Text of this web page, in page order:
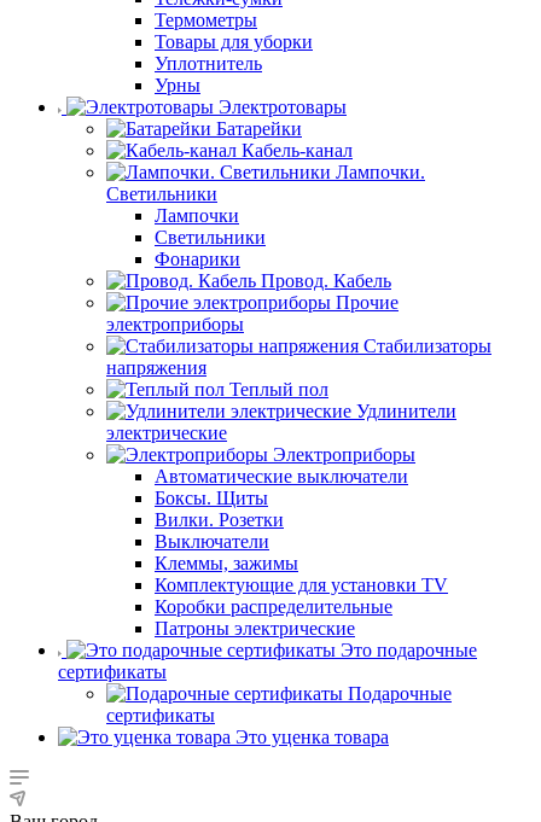
Термометры
Товары для уборки
Уплотнитель
Урны
Электротовары
Батарейки
Кабель-канал
Лампочки.
Светильники
Лампочки
Светильники
Фонарики
Провод. Кабель
Прочие
электроприборы
Стабилизаторы
напряжения
Теплый пол
Удлинители
электрические
Электроприборы
Автоматические выключатели
Боксы. Щиты
Вилки. Розетки
Выключатели
Клеммы, зажимы
Комплектующие для установки TV
Коробки распределительные
Патроны электрические
Это подарочные
сертификаты
Подарочные
сертификаты
Это уценка товара